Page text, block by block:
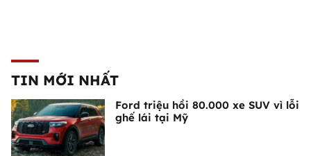
TIN MỚI NHẤT
Ford triệu hồi 80.000 xe SUV vì lỗi
ghế lái tại Mỹ